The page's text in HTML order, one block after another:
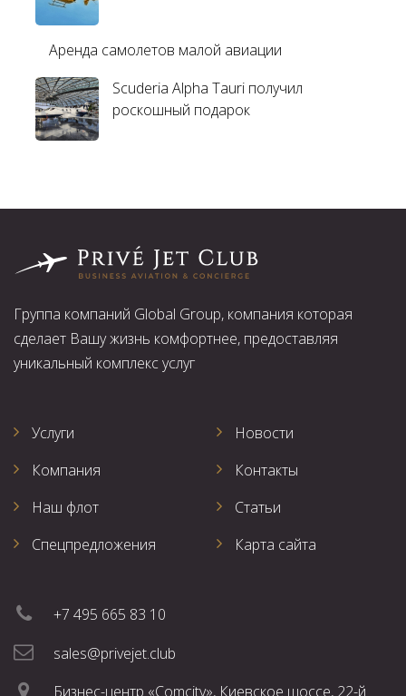
Аренда самолетов малой авиации
Scuderia Alpha Tauri получил
роскошный подарок
Группа компаний Global Group, компания которая
сделает Вашу жизнь комфортнее, предоставляя
уникальный комплекс услуг
Услуги
Компания
Наш флот
Спецпредложения
Новости
Контакты
Статьи
Карта сайта
+7 495 665 83 10
sales@privejet.club
Бизнес-центр «Comcity», Киевское шоссе, 22-й